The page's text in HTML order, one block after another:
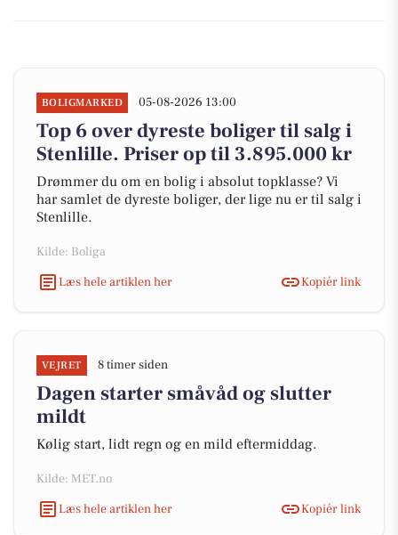
BOLIGMARKED 05-08-2026 13:00
Top 6 over dyreste boliger til salg i
Stenlille. Priser op til 3.895.000 kr
Drømmer du om en bolig i absolut topklasse? Vi
har samlet de dyreste boliger, der lige nu er til salg i
Stenlille.
Kilde: Boliga
Læs hele artiklen her
Kopiér link
VEJRET 8 timer siden
Dagen starter småvåd og slutter
mildt
Kølig start, lidt regn og en mild eftermiddag.
Kilde: MET.no
Læs hele artiklen her
Kopiér link